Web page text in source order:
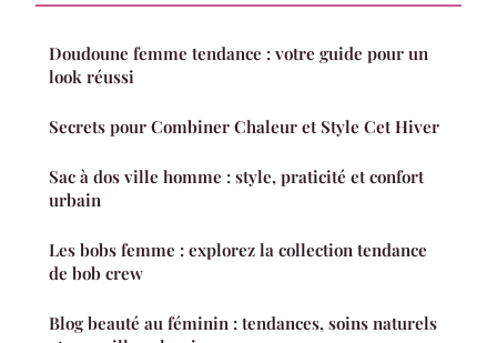
Doudoune femme tendance : votre guide pour un
look réussi
Secrets pour Combiner Chaleur et Style Cet Hiver
Sac à dos ville homme : style, praticité et confort
urbain
Les bobs femme : explorez la collection tendance
de bob crew
Blog beauté au féminin : tendances, soins naturels